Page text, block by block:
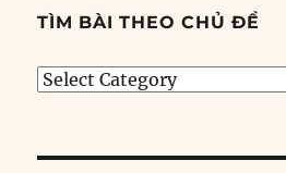
TÌM BÀI THEO CHỦ ĐỀ
Tìm